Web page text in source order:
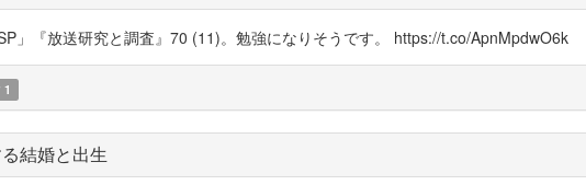
」『放送研究と調査』70 (11)。勉強になりそうです。 https://t.co/ApnMpdwO6k
1
結婚と出生